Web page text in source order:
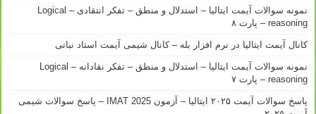
نمونه سوالات آیمت ایتالیا – استدلال و منطق – تفکر انتقادی – Logical
reasoning – پارت ۸
کانال آیمت ایتالیا در نرم افزار بله – کانال شیمی آیمت استاد نباتی
نمونه سوالات آیمت ایتالیا – استدلال و منطق – تفکر نقادانه – Logical
reasoning – پارت ۷
پاسخ سوالات آیمت ۲۰۲۵ ایتالیا – آزمون IMAT 2025 – پاسخ سوالات شیمی